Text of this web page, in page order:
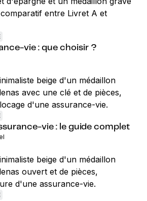
vie : que choisir ?
vie : le guide complet